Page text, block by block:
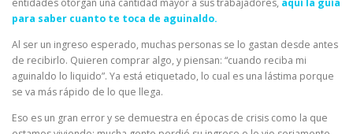
entidades otorgan una cantidad mayor a sus trabajadores, aquí la guía
para saber cuanto te toca de aguinaldo.
Al ser un ingreso esperado, muchas personas se lo gastan desde antes
de recibirlo. Quieren comprar algo, y piensan: “cuando reciba mi
aguinaldo lo liquido”. Ya está etiquetado, lo cual es una lástima porque
se va más rápido de lo que llega.
Eso es un gran error y se demuestra en épocas de crisis como la que